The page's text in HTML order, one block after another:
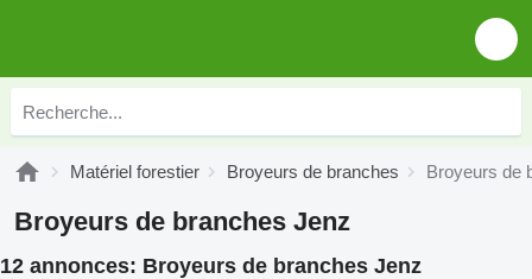
Matériel forestier Broyeurs de branches Broyeurs de
Broyeurs de branches Jenz
12 annonces: Broyeurs de branches Jenz